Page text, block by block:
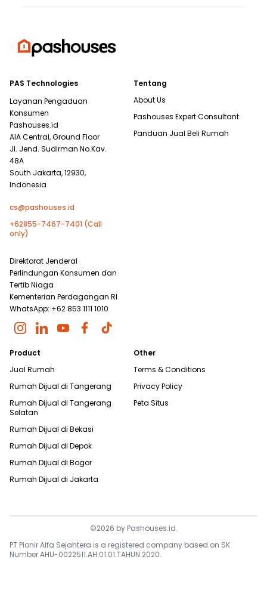
PAS Technologies
Layanan Pengaduan
Konsumen
Pashouses.id
AIA Central, Ground Floor
Jl. Jend. Sudirman No.Kav.
48A
South Jakarta, 12930,
Indonesia
cs@pashouses.id
+62855-7467-7401 (Call
only)
Direktorat Jenderal
Perlindungan Konsumen dan
Tertib Niaga
Kementerian Perdagangan RI
WhatsApp: +62 853 1111 1010
Tentang
About Us
Pashouses Expert Consultant
Panduan Jual Beli Rumah
Product
Jual Rumah
Rumah Dijual di Tangerang
Rumah Dijual di Tangerang
Selatan
Rumah Dijual di Bekasi
Rumah Dijual di Depok
Rumah Dijual di Bogor
Rumah Dijual di Jakarta
Other
Terms & Conditions
Privacy Policy
Peta Situs
©2026 by Pashouses.id.
PT Pionir Alfa Sejahtera is a registered company based on SK
Number AHU-0022511.AH.01.01.TAHUN 2020.